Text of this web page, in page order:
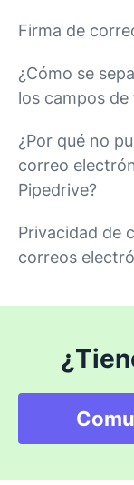
Firma de
¿Cómo se
los campos
¿Por qué no
correo
Pipedrive?
Privacidad de
correos